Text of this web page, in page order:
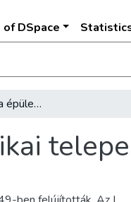
DSpace
A régi röntgenklinika épülete a külső klinikai telepen